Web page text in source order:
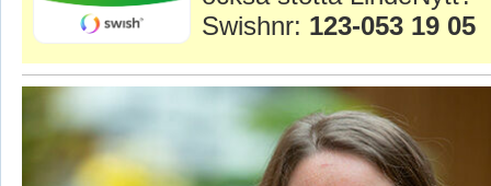
Swishnr: 123-053 19 05